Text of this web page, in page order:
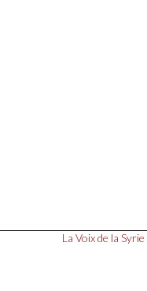
La Voix de la Syrie